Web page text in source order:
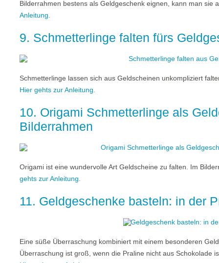
Bilderrahmen bestens als Geldgeschenk eignen, kann man sie
Anleitung.
9. Schmetterlinge falten fürs
Schmetterlinge lassen sich aus Geldscheinen unkompliziert
Hier gehts zur Anleitung.
10. Origami Schmetterlinge als
Bilderrahmen
Origami ist eine wundervolle Art Geldscheine zu falten. Im
gehts zur Anleitung.
11. Geldgeschenke basteln: in der
Eine süße Überraschung kombiniert mit einem besonderen
Überraschung ist groß, wenn die Praline nicht aus Schokolade